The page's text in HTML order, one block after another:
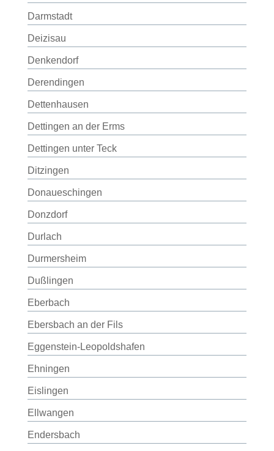
Darmstadt
Deizisau
Denkendorf
Derendingen
Dettenhausen
Dettingen an der Erms
Dettingen unter Teck
Ditzingen
Donaueschingen
Donzdorf
Durlach
Durmersheim
Dußlingen
Eberbach
Ebersbach an der Fils
Eggenstein-Leopoldshafen
Ehningen
Eislingen
Ellwangen
Endersbach